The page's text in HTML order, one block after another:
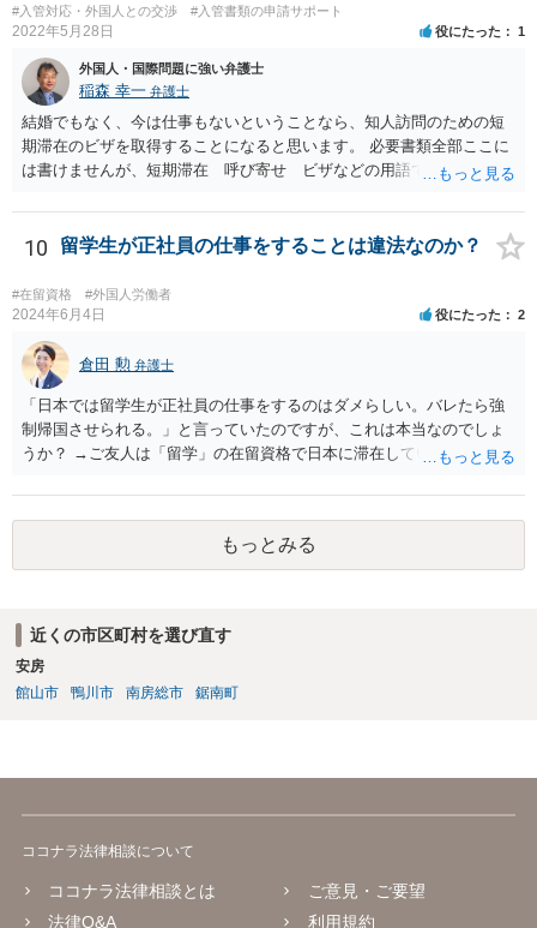
を示していくことになると思います。 頑張ってください。
#入管対応・外国人との交渉
#入管書類の申請サポート
2022年5月28日 役にたった 1
外国人・国際問題に強い弁護士
稲森 幸一 弁護士
結婚でもなく、今は仕事もないということなら、知人訪問のための短
期滞在のビザを取得することになると思います。 必要書類全部ここに
は書けませんが、短期滞在 呼び寄せ ビザなどの用語で検索すると
す。 それらを揃えて、イランにある日本大使館ににビザを申請するこ
とになります。 期間は通常９０日、３０日、あるいは１５日ですが、
今はコロナもあり刻々と状況が変わっているので、事前に外務省や大
使館に問い合わせたほうがいいかもしれません。ネットでの情報収集
もしたほうがいいと思います
10 留学生が正社員の仕事をすることは違法なのか？
#在留資格 #外国人労働者
2024年6月4日 役にたった 2
倉田 勲 弁護士
「日本では留学生が正社員の仕事をするのはダメらしい。バレたら強
制帰国させられる。」と言っていたのですが、これは本当なのでしょ
うか？ →ご友人は「留学」の在留資格で日本に滞在していると思いま
の就労をするにしても「資格外活動許可」が必要です。なおそれ以上
就労する場合は、就労可能なビザが必要ですので、いずれにしても就
労するにあたっては許可が必要であり、無許可の場合不法就労になり
ます。ご友人が不法就労しているのでしたら、退去強制事由になり得
もっとみる
近くの市区町村を選び直す
安房
館山市
鴨川市 南房総市 鋸南町
ココナラ法律相談について
ココナラ法律相談とは
法律Q&A
ご意見・ご要望
利用規約